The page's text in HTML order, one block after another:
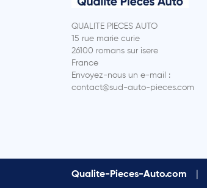
QUALITE PIECES AUTO
15 rue marie curie
26100 romans sur isere
France
Envoyez-nous un e-mail :
contact@sud-auto-pieces.com
Qualite-Pieces-Auto.com